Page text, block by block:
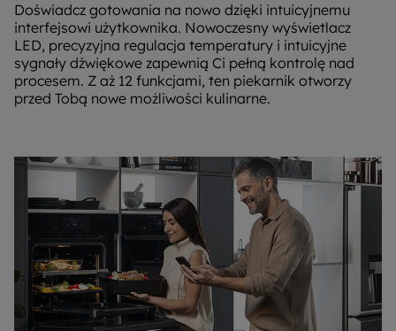
Doświadcz gotowania na nowo dzięki intuicyjnemu
interfejsowi użytkownika. Nowoczesny wyświetlacz
LED, precyzyjna regulacja temperatury i intuicyjne
sygnały dźwiękowe zapewnią Ci pełną kontrolę nad
procesem. Z aż 12 funkcjami, ten piekarnik otworzy
przed Tobą nowe możliwości kulinarne.